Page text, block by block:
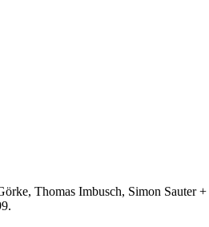
Thomas Imbusch, Simon